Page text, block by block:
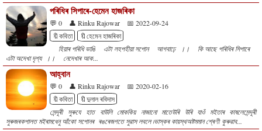
পৰিধিৰ সিপাৰে-হেমেন হাজৰিকা
💬 0 👤 Rinku Rajowar
📅 2022-09-24
🔖কবিতা
🔖হেমেন হাজৰিকা
হিয়াৰ পৰিধি ভাঙি এটা লহপহীয়া সপোন আগবাঢ়ে ।। কি আছে পৰিধিৰ সিপাৰে
এটা অদেখা দৃশ্য ।। নেদেখাৰ আক...
আহ্বান
💬 0 👤 Rinku Rajowar
📅 2020-02-16
🔖কবিতা
🔖দুলাল ৰবিদাস
সেন্দূৰী সুৰুযে হাত বাউলি মোককিয় নাজানো মাতেউৰি উৰি যাওঁ মইতাৰ কাষলেসেন্দূৰী
সুৰুজৰকপালত মইৰামধেনু আঁকো সপোনৰ ৰঙৰেজগতে সুৱাস লবলে ৷ভাস্কৰ কায়স্থঅষ্টমমান শ্ৰেণী কুৰুৱাব...